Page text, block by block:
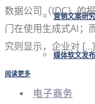
营销文案研究
媒体软文发布
电子商务
数据公司（IDC）的
门在使用生成式AI；
究则显示，企业对 […]
阅读更多